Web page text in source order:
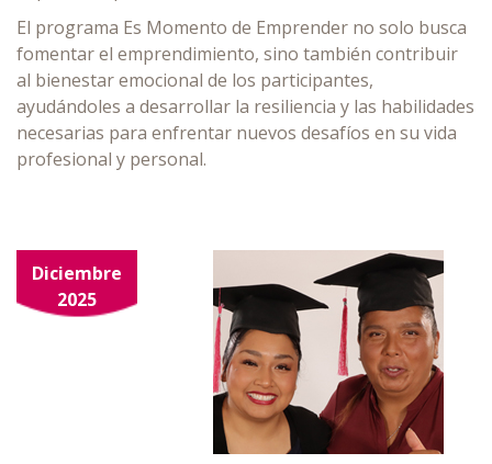
El programa Es Momento de Emprender no solo busca
fomentar el emprendimiento, sino también contribuir
al bienestar emocional de los participantes,
ayudándoles a desarrollar la resiliencia y las habilidades
necesarias para enfrentar nuevos desafíos en su vida
profesional y personal.
Diciembre
2025